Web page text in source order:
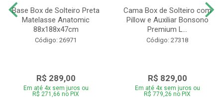
Base Box de Solteiro Preta
Matelasse Anatomic
88x188x47cm
Código: 26971
R$ 289,00
Em até 4x sem juros ou
R$ 271,66 no PIX
Cama Box de Solteiro com
Pillow e Auxiliar Bonsono
Premium L...
Código: 27318
R$ 829,00
Em até 4x sem juros ou
R$ 779,26 no PIX